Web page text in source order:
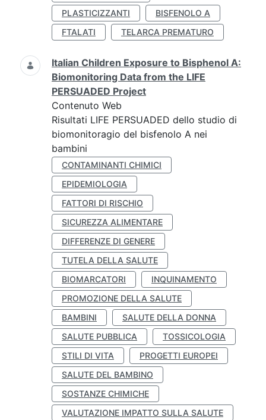
PLASTICIZZANTI
BISFENOLO A
FTALATI
TELARCA PREMATURO
Italian Children Exposure to Bisphenol A:
Biomonitoring Data from the LIFE
PERSUADED Project
Contenuto Web
Risultati LIFE PERSUADED dello studio di
biomonitoragio del bisfenolo A nei
bambini
CONTAMINANTI CHIMICI
EPIDEMIOLOGIA
FATTORI DI RISCHIO
SICUREZZA ALIMENTARE
DIFFERENZE DI GENERE
TUTELA DELLA SALUTE
BIOMARCATORI
INQUINAMENTO
PROMOZIONE DELLA SALUTE
BAMBINI
SALUTE DELLA DONNA
SALUTE PUBBLICA
TOSSICOLOGIA
STILI DI VITA
PROGETTI EUROPEI
SALUTE DEL BAMBINO
SOSTANZE CHIMICHE
VALUTAZIONE IMPATTO SULLA SALUTE